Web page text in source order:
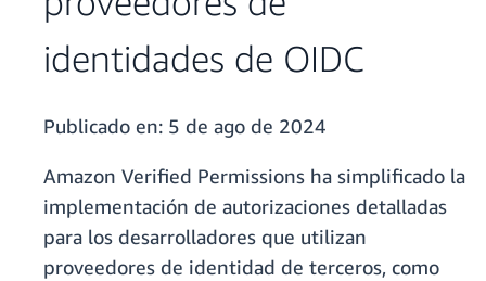
identidades de OIDC
Publicado en: 5 de ago de 2024
Amazon Verified Permissions ha simplificado la
implementación de autorizaciones detalladas
para los desarrolladores que utilizan
proveedores de identidad de terceros, como